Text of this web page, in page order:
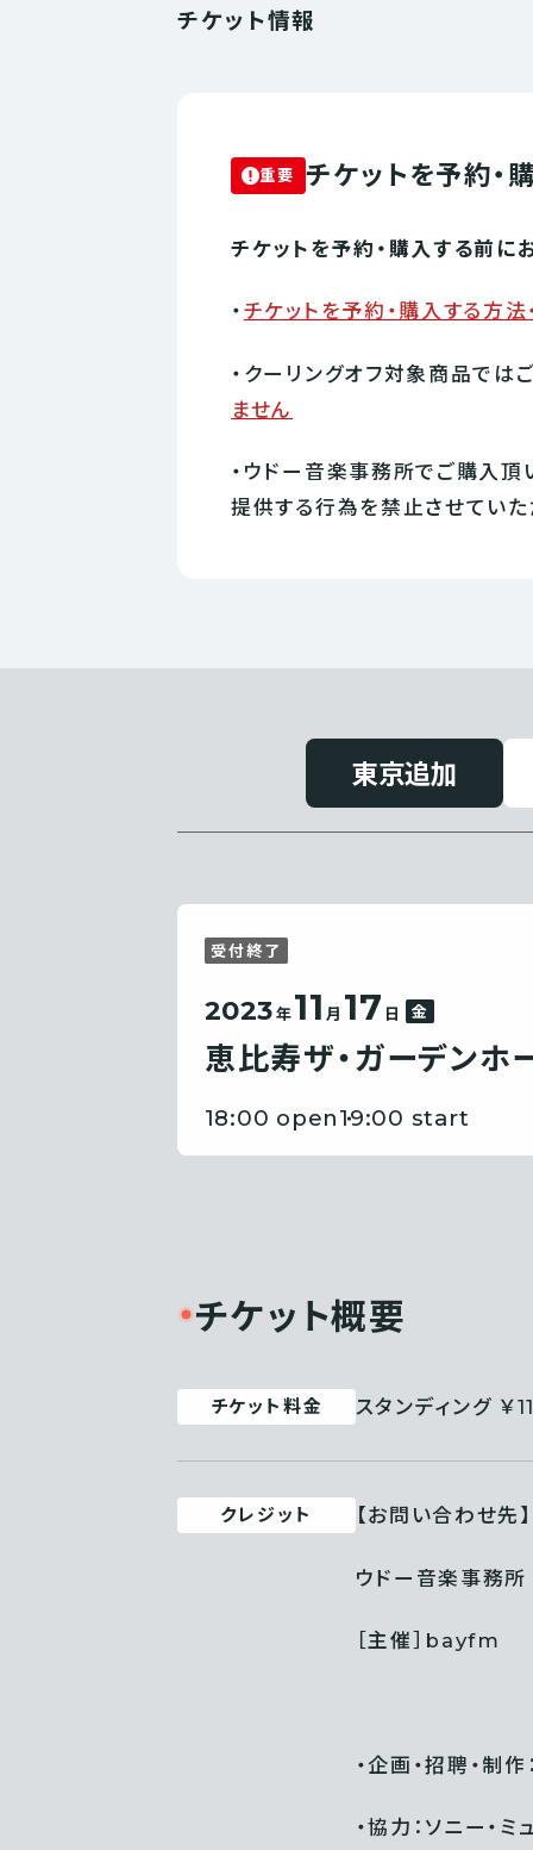
チケット情報
重要 チケットを予約・
チケットを予約・購入する前に
・ チケットを予約・購入する方
・クーリングオフ対象商品では
ません
・ウドー音楽事務所でご購入頂
提供する行為を禁止させていた
東京追加
受付終了
2023年11 月 17 日 金
恵比寿ザ・ガーデンホ
18:00 open19:00 start
チケット概要
チケット料金 スタンディング
クレジット 【お問い合わせ先】
ウドー音楽事務
［主催］bayfm
・企画・招聘・制
・協力：ソニー・